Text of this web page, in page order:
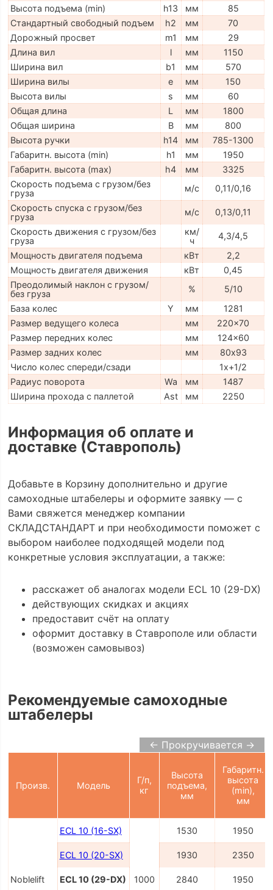
Высота подъема (min)
h13 мм
85
Стандартный свободный подъем
h2 мм
70
Дорожный просвет
m1 мм
29
Длина вил
l мм
1150
Ширина вил
b1 мм
570
Ширина вилы
e мм
150
Высота вилы
s мм
60
Общая длина
L мм
1800
Общая ширина
B мм
800
Высота ручки
h14 мм
785-1300
Габаритн. высота (min)
h1 мм
1950
Габаритн. высота (max)
h4 мм
3325
Скорость подъема с грузом/без
груза
м/с
0,11/0,16
Скорость спуска с грузом/без
груза
м/с
0,13/0,11
Скорость движения с грузом/без
груза
км/
ч
4,3/4,5
Мощность двигателя подъема
кВт
2,2
Мощность двигателя движения
кВт
0,45
Преодолимый наклон с грузом/
без груза
%
5/10
База колес
Y мм
1281
Размер ведущего колеса
мм
220x70
Размер передних колес
мм
124x60
Размер задних колес
мм
80х93
Число колес спереди/сзади
1x+1/2
Радиус поворота
Wa мм
1487
Ширина прохода с паллетой
Ast мм 2250
Информация об оплате и
доставке (Ставрополь)
Добавьте в Корзину дополнительно и другие
самоходные штабелеры и оформите заявку — с
Вами свяжется менеджер компании
СКЛАДСТАНДАРТ и при необходимости поможет с
выбором наиболее подходящей модели под
конкретные условия эксплуатации, а также:
расскажет об аналогах модели ECL 10 (29-DX)
действующих скидках и акциях
предоставит счёт на оплату
оформит доставку в Ставрополе или области
(возможен самовывоз)
Рекомендуемые самоходные
штабелеры
← Прокручивается →
Произв. Модель
Г/п,
кг
Высота
подъема,
мм
Габаритн.
высота
(min),
мм
Noblelift
ECL 10 (16-SX)
1000
1530 1950
ECL 10 (20-SX) 1930 2350
ECL 10 (29-DX) 2840 1950